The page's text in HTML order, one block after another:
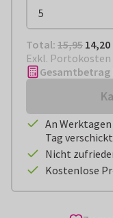
Total: € 14,20
Total: 15,95 14,20
Exkl. Portokosten
Gesamtbetrag
An
Tag verschickt
Nicht
Kostenlose